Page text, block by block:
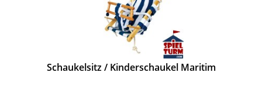
Schaukelsitz / Kinderschaukel Maritim